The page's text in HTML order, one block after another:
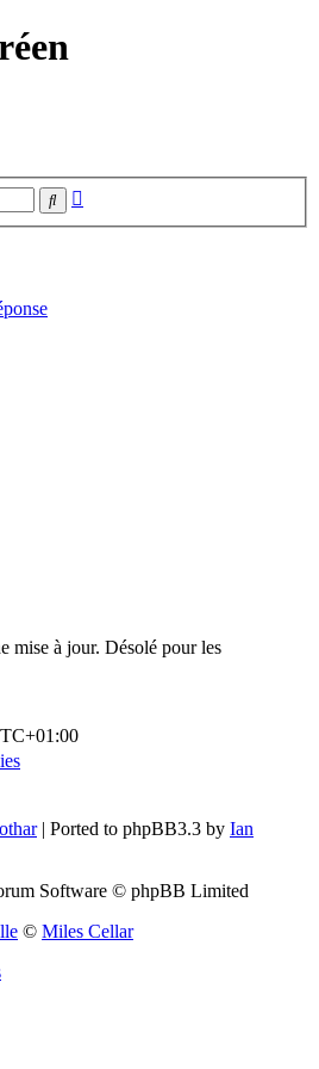
Rechercher
mise à jour. Désolé pour les
| Ported to phpBB3.3 by Ian
Software © phpBB Limited
© Miles Cellar